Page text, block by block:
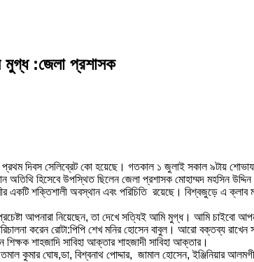
মুগ্ধ :জেলা প্রশাসক
দিবস সেলিব্রেট কো হয়েছে। গতকাল ১ জুলাই সকাল ৯টায়
হিসেবে উপস্থিত ছিলেন জেলা প্রশাসক মোহাম্মদ মহসিন
একটি শক্তিশালী অবস্থান এবং পরিচিতি রয়েছে। বিশ্বজুড়ে এ ক্লাব
আপনারা নিয়েছেন, তা দেখে সত্যিই আমি মুগ্ধ। আমি চাইবো
করেন রোটা:পিপি শেখ মনির হোসেন বাবুল। আরো বক্তব্য রাখেন
শাহজাদি সাবিহা আক্তার শাহজাদী সাবিহা আক্তার।
তমাল কুমার ঘোষ,ডা, বিশ্বনাথ পোদ্দার, জামাল হোসেন,